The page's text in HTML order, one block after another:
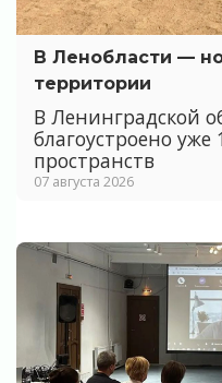
В Ленобласти —
территории
В Ленинградской
благоустроено
пространств
07 августа 2026